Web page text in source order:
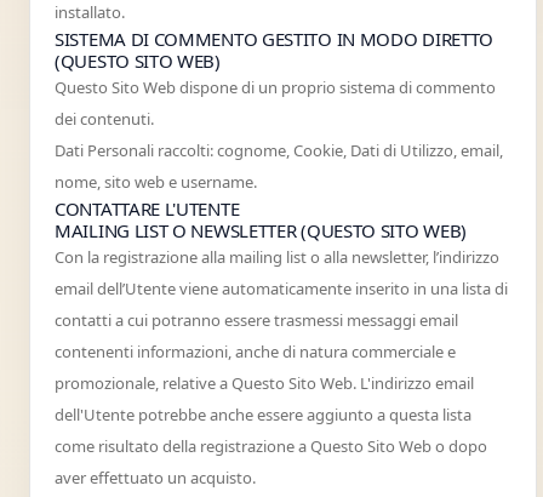
installato.
SISTEMA DI COMMENTO GESTITO IN MODO DIRETTO
(QUESTO SITO WEB)
Questo Sito Web dispone di un proprio sistema di commento
dei contenuti.
Dati Personali raccolti: cognome, Cookie, Dati di Utilizzo, email,
nome, sito web e username.
CONTATTARE L'UTENTE
MAILING LIST O NEWSLETTER (QUESTO SITO WEB)
Con la registrazione alla mailing list o alla newsletter, l’indirizzo
email dell’Utente viene automaticamente inserito in una lista di
contatti a cui potranno essere trasmessi messaggi email
contenenti informazioni, anche di natura commerciale e
promozionale, relative a Questo Sito Web. L'indirizzo email
dell'Utente potrebbe anche essere aggiunto a questa lista
come risultato della registrazione a Questo Sito Web o dopo
aver effettuato un acquisto.